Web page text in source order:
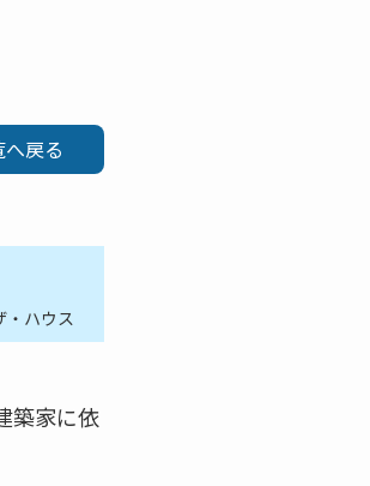
へ戻る
・ハウス
築家に依